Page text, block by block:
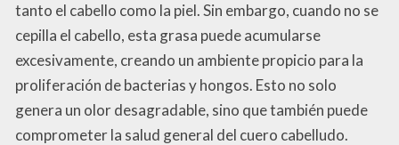
tanto el cabello como la piel. Sin embargo, cuando no se
cepilla el cabello, esta grasa puede acumularse
excesivamente, creando un ambiente propicio para la
proliferación de bacterias y hongos. Esto no solo
genera un olor desagradable, sino que también puede
comprometer la salud general del cuero cabelludo.